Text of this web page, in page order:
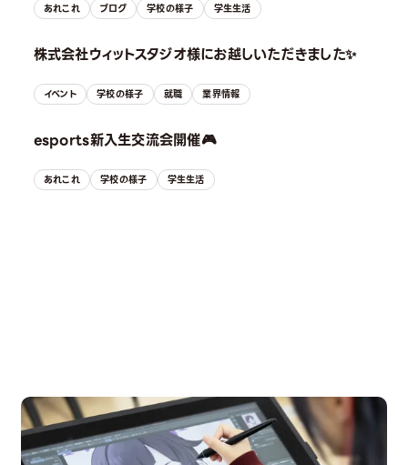
あれこれ ブログ 学校の様子 学生生活
株式会社ウィットスタジオ様にお越しいただきました✨
イベント 学校の様子 就職 業界情報
esports新入生交流会開催🎮
あれこれ 学校の様子 学生生活